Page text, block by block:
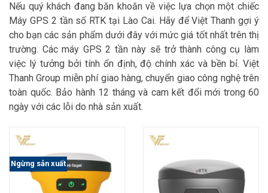
Nếu quý khách đang băn khoăn về việc lựa chọn một chiếc
Máy GPS 2 tần số RTK tại Lào Cai. Hãy để Việt Thanh gợi ý
cho bạn các sản phẩm dưới đây với mức giá tốt nhất trên thị
trường. Các máy GPS 2 tần này sẽ trở thành công cụ làm
việc lý tưởng bởi tính ổn định, độ chính xác và bền bỉ. Việt
Thanh Group miễn phí giao hàng, chuyển giao công nghệ trên
toàn quốc. Bảo hành 12 tháng và cam kết đổi mới trong 60
ngày với các lỗi do nhà sản xuất.
Ngừng sản xuất